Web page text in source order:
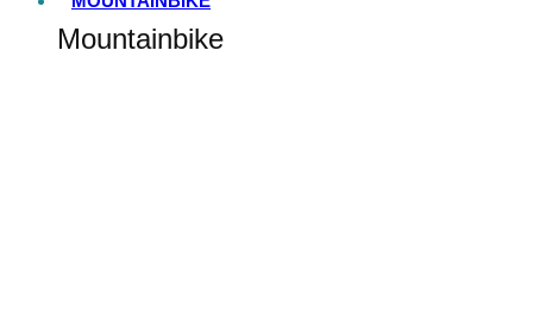
Mountainbike